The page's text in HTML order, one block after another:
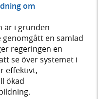
om
är i grunden
en samlad
regeringen en
se över systemet i
effektivt,
ökad